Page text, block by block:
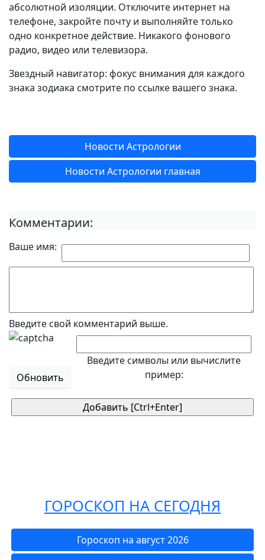
абсолютной изоляции. Отключите интернет на
телефоне, закройте почту и выполняйте только
одно конкретное действие. Никакого фонового
радио, видео или телевизора.
Звездный навигатор: фокус внимания для каждого
знака зодиака смотрите по ссылке вашего знака.
Новости Астрологии
Новости Астрологии главная
Комментарии:
Ваше имя:
Введите свой комментарий выше.
Обновить
Введите символы или вычислите
пример:
ГОРОСКОП НА СЕГОДНЯ
Гороскоп на август 2026